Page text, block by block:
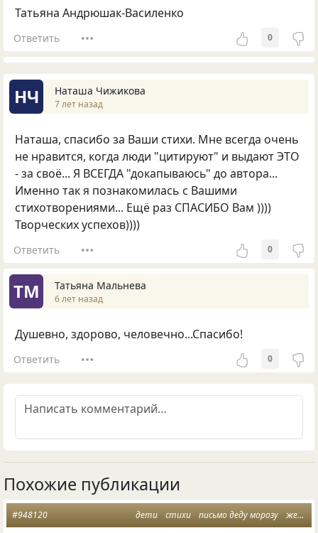
Татьяна Андрюшак-Василенко
Ответить 0
НЧ Наташа Чижикова
7 лет назад
Наташа, спасибо за Ваши стихи. Мне всегда очень
не нравится, когда люди "цитируют" и выдают ЭТО
- за своё... Я ВСЕГДА "докапываюсь" до автора...
Именно так я познакомилась с Вашими
стихотворениями... Ещё раз СПАСИБО Вам ))))
Творческих успехов))))
Ответить 0
ТМ Татьяна Мальнева
6 лет назад
Душевно, здорово, человечно...Спасибо!
Ответить 0
Похожие публикации
дети стихи письмо деду морозу желание
#948120